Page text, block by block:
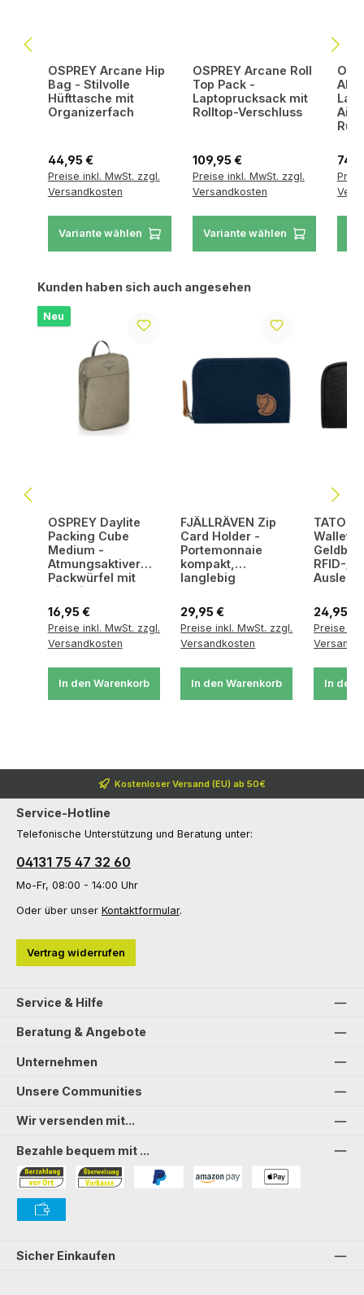
OSPREY Arcane Hip
Bag - Stilvolle
Hüfttasche mit
Organizerfach
Regulärer Preis:
44,95 €
Preise inkl. MwSt. zzgl.
Versandkosten
Variante wählen
OSPREY Arcane Roll
Top Pack -
Laptoprucksack mit
Rolltop-Verschluss
Regulärer Preis:
109,95 €
Preise inkl. MwSt. zzgl.
Versandkosten
Variante wählen
Produktgalerie überspringen
Kunden haben sich auch angesehen
Neu
OSPREY Daylite
Packing Cube
Medium -
Atmungsaktiver
Packwürfel mit
Sichtfenster
Regulärer Preis:
16,95 €
Preise inkl. MwSt. zzgl.
Versandkosten
In den Warenkorb
FJÄLLRÄVEN Zip
Card Holder -
Portemonnaie
kompakt,
langlebig
Regulärer Preis:
29,95 €
Preise inkl. MwSt. zzgl.
Versandkosten
In den Warenkorb
Wallet
RFID-/
24,95 €
Preise
In den
Kostenloser Versand (EU) ab 50€
Service-Hotline
Telefonische Unterstützung und Beratung unter:
04131 75 47 32 60
Mo-Fr, 08:00 - 14:00 Uhr
Oder über unser Kontaktformular.
Vertrag widerrufen
Service & Hilfe
Beratung & Angebote
Unternehmen
Unsere Communities
Wir versenden mit...
Bezahle bequem mit ...
Bezahlung in der Filiale
Sicher Einkaufen